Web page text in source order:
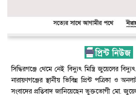
সিদ্ধিরগঞ্জে থেমে নেই বিদ্যুৎ মিস্ত্রি জুয়েলের
নারায়ণগঞ্জের স্থানীয় ভিবিন্ন প্রিন্ট পত্রিকা ও
সংবাদের প্রতিবাদ জানিয়েছেন ভুক্তভোগী মো.